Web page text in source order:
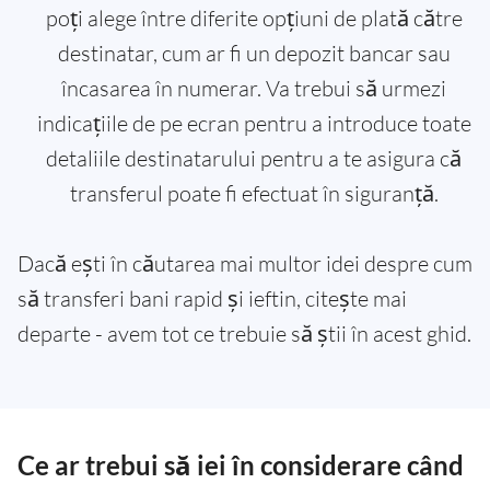
poți alege între diferite opțiuni de plată către
destinatar, cum ar fi un depozit bancar sau
încasarea în numerar. Va trebui să urmezi
indicațiile de pe ecran pentru a introduce toate
detaliile destinatarului pentru a te asigura că
transferul poate fi efectuat în siguranță.
Dacă ești în căutarea mai multor idei despre cum
să transferi bani rapid și ieftin, citește mai
departe - avem tot ce trebuie să știi în acest ghid.
Ce ar trebui să iei în considerare când